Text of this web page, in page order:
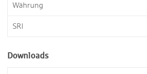
Währung
SRI
Downloads